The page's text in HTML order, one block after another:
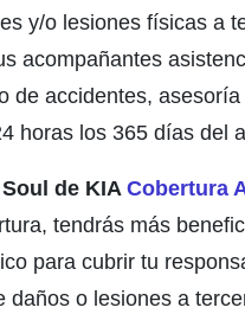
y/o lesiones físicas a
acompañantes
de accidentes, asesoría
horas los 365 días del
de KIA Cobertura
tendrás más
para cubrir tu
daños o lesiones a